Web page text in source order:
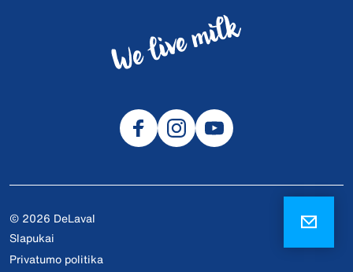
© 2026 DeLaval
Slapukai
Privatumo politika